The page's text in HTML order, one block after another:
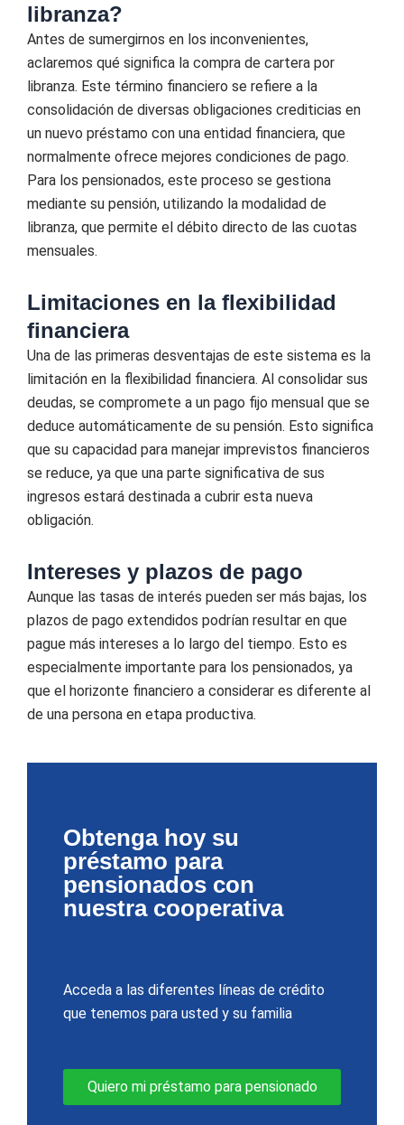
libranza?
Antes de sumergirnos en los inconvenientes,
aclaremos qué significa la compra de cartera por
libranza. Este término financiero se refiere a la
consolidación de diversas obligaciones crediticias en
un nuevo préstamo con una entidad financiera, que
normalmente ofrece mejores condiciones de pago.
Para los pensionados, este proceso se gestiona
mediante su pensión, utilizando la modalidad de
libranza, que permite el débito directo de las cuotas
mensuales.
Limitaciones en la flexibilidad
financiera
Una de las primeras desventajas de este sistema es la
limitación en la flexibilidad financiera. Al consolidar sus
deudas, se compromete a un pago fijo mensual que se
deduce automáticamente de su pensión. Esto significa
que su capacidad para manejar imprevistos financieros
se reduce, ya que una parte significativa de sus
ingresos estará destinada a cubrir esta nueva
obligación.
Intereses y plazos de pago
Aunque las tasas de interés pueden ser más bajas, los
plazos de pago extendidos podrían resultar en que
pague más intereses a lo largo del tiempo. Esto es
especialmente importante para los pensionados, ya
que el horizonte financiero a considerar es diferente al
de una persona en etapa productiva.
Obtenga hoy su
préstamo para
pensionados con
nuestra cooperativa
Acceda a las diferentes líneas de crédito
que tenemos para usted y su familia
Quiero mi préstamo para pensionado